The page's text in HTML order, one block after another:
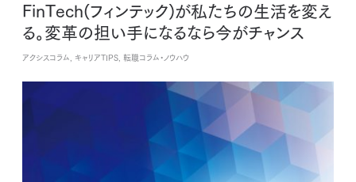
FinTech(フィンテック)が私たちの生活を変え
る。変革の担い手になるなら今がチャンス
アクシスコラム, キャリアTIPS, 転職コラム・ノウハウ